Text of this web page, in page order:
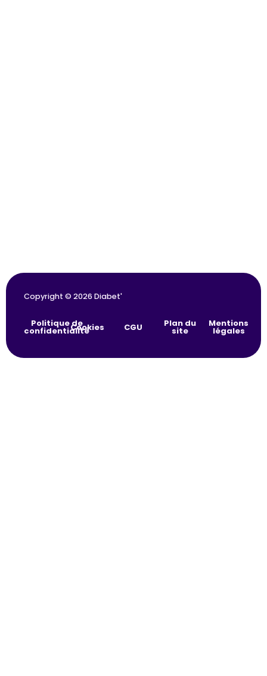
Copyright © 2026 Diabet'
Politique de
confidentialité
Cookies CGU Plan du
site
Mentions
légales